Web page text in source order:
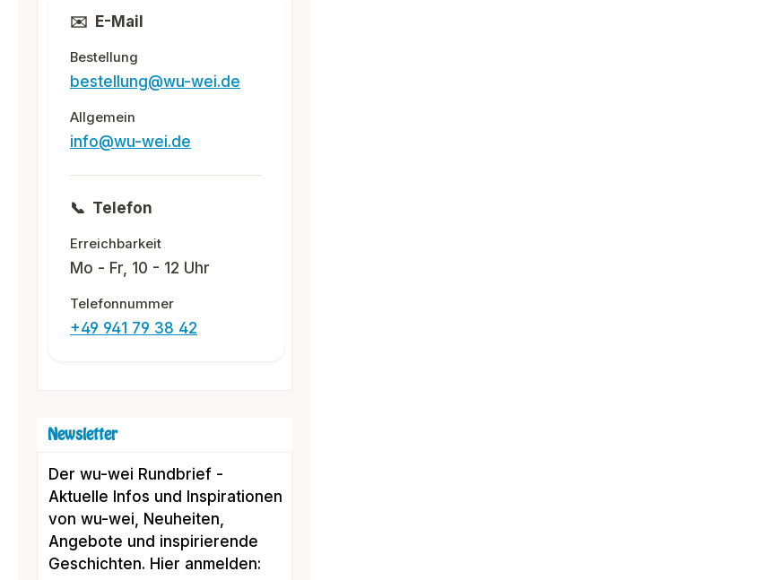
✉️ E-Mail
Bestellung
bestellung@wu-wei.de
Allgemein
info@wu-wei.de
📞 Telefon
Erreichbarkeit
Mo - Fr, 10 - 12 Uhr
Telefonnummer
+49 941 79 38 42
Newsletter
Der wu-wei Rundbrief -
Aktuelle Infos und Inspirationen
von wu-wei, Neuheiten,
Angebote und inspirierende
Geschichten. Hier anmelden: